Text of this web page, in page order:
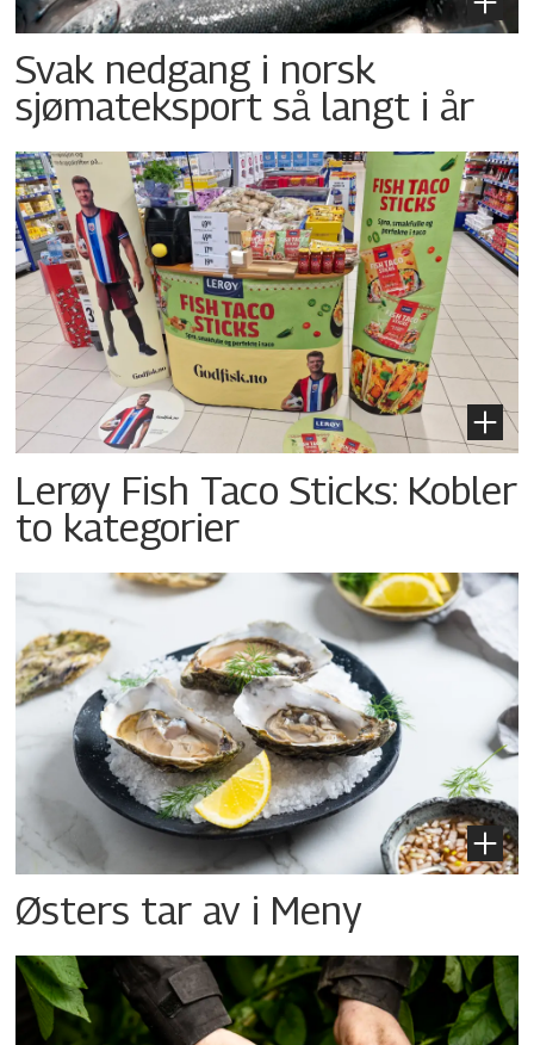
Svak nedgang i norsk
sjømateksport så langt i år
Lerøy Fish Taco Sticks: Kobler
to kategorier
Østers tar av i Meny